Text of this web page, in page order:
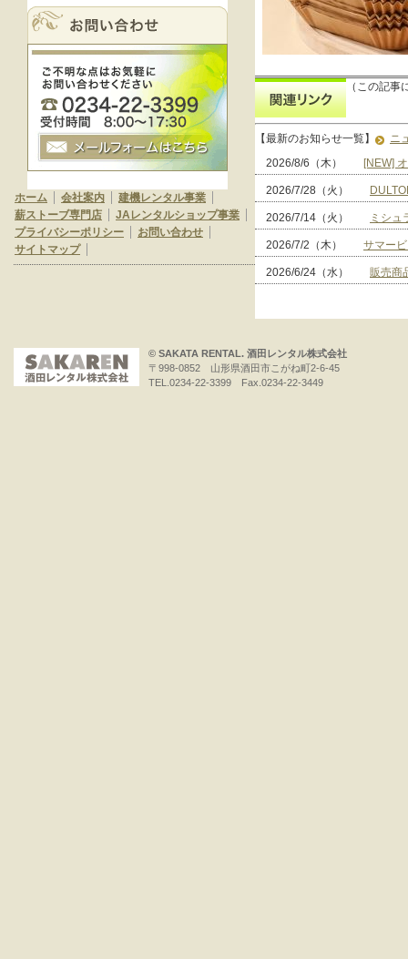
（この記
【最新のお知らせ一覧】
ニ
2026/8/6（木）
[NEW]
2026/7/28（火）
2026/7/14（火） ミシュ
2026/7/2（木） サマー
2026/6/24（水） 販売商
ホーム 会社案内
建機レンタル事業
薪ストーブ専門店
JAレンタルショップ事業
プライバシーポリシー
お問い合わせ
サイトマップ
© SAKATA RENTAL. 酒田レンタル株式会社
〒998-0852 山形県酒田市こがね町2-6-45
TEL.0234-22-3399 Fax.0234-22-3449